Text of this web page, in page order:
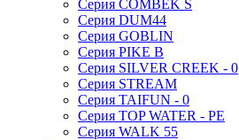
Серия COMBEK S
Серия DUM44
Серия GOBLIN
Серия PIKE B
Серия SILVER CREEK - 0
Серия STREAM
Серия TAIFUN - 0
Серия TOP WATER - PE
Серия WALK 55